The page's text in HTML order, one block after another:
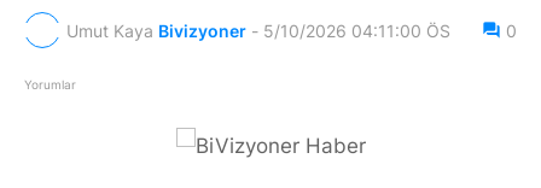
Umut Kaya Bivizyoner - 5/10/2026 04:11:00 ÖS 0
Yorumlar